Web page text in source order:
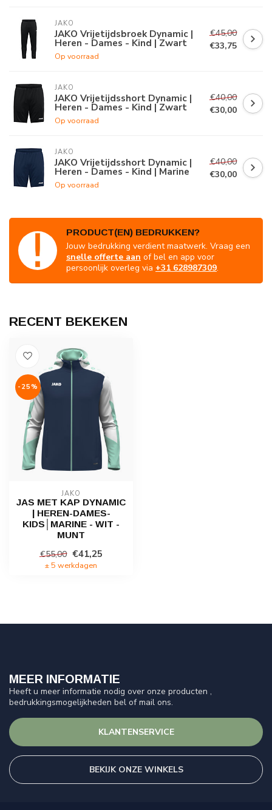
JAKO
JAKO Vrijetijdsbroek Dynamic |
Heren - Dames - Kind | Zwart
Op voorraad
€45,00
€33,75
JAKO
JAKO Vrijetijdsshort Dynamic |
Heren - Dames - Kind | Zwart
Op voorraad
€40,00
€30,00
JAKO
JAKO Vrijetijdsshort Dynamic |
Heren - Dames - Kind | Marine
Op voorraad
€40,00
€30,00
PRODUCT(EN) BEDRUKKEN?
Jouw bedrukking verdient maatwerk. Vraag een
snelle offerte aan of bel en app voor
persoonlijk overleg via +31 628987309.
RECENT BEKEKEN
-25%
JAKO
JAS MET KAP DYNAMIC
| HEREN-DAMES-
KIDS│MARINE - WIT -
MUNT
€55,00 €41,25
± 5 werkdagen
MEER INFORMATIE
Heeft u meer informatie nodig over onze producten ,
bedrukkingsmogelijkheden bel of mail ons.
KLANTENSERVICE
BEKIJK ONZE WINKELS